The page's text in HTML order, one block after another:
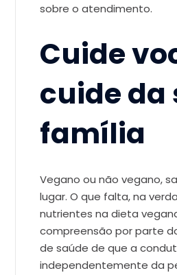
sobre o atendimento.
Cuide
cuide da
família
Vegano ou não vegano,
lugar. O que falta, na
nutrientes na dieta
compreensão por parte
de saúde de que a
independentemente da